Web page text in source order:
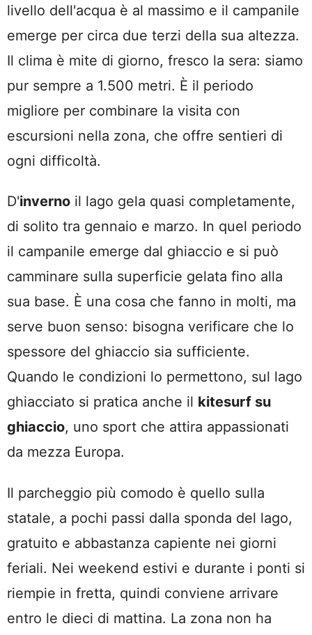
livello dell'acqua è al massimo e il campanile
emerge per circa due terzi della sua altezza.
Il clima è mite di giorno, fresco la sera: siamo
pur sempre a 1.500 metri. È il periodo
migliore per combinare la visita con
escursioni nella zona, che offre sentieri di
ogni difficoltà.
D'inverno il lago gela quasi completamente,
di solito tra gennaio e marzo. In quel periodo
il campanile emerge dal ghiaccio e si può
camminare sulla superficie gelata fino alla
sua base. È una cosa che fanno in molti, ma
serve buon senso: bisogna verificare che lo
spessore del ghiaccio sia sufficiente.
Quando le condizioni lo permettono, sul lago
ghiacciato si pratica anche il kitesurf su
ghiaccio, uno sport che attira appassionati
da mezza Europa.
Il parcheggio più comodo è quello sulla
statale, a pochi passi dalla sponda del lago,
gratuito e abbastanza capiente nei giorni
feriali. Nei weekend estivi e durante i ponti si
riempie in fretta, quindi conviene arrivare
entro le dieci di mattina. La zona non ha